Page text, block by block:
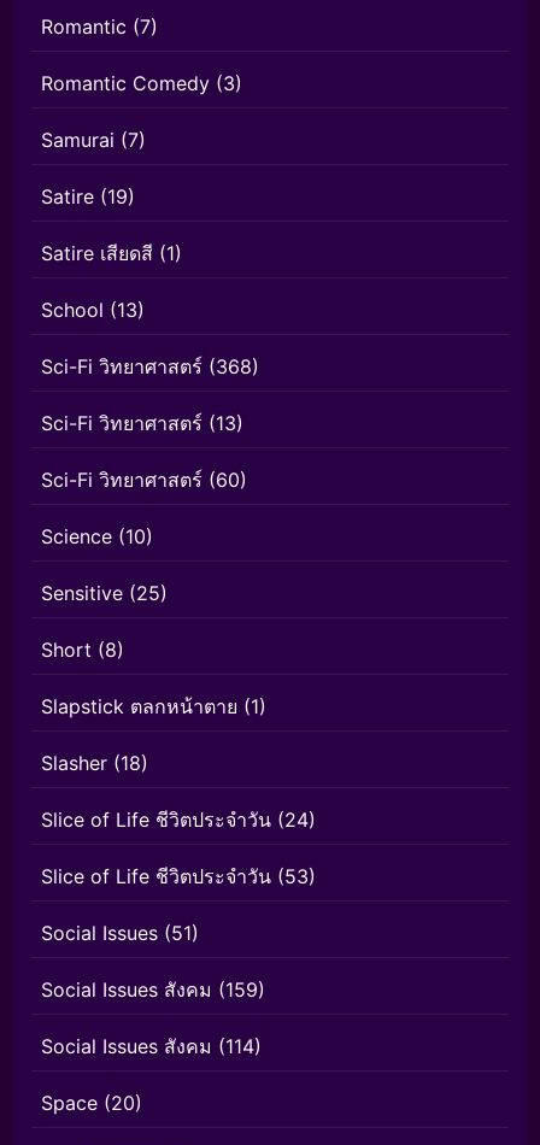
Romantic (7)
Romantic Comedy (3)
Samurai (7)
Satire (19)
Satire เสียดสี (1)
School (13)
Sci-Fi วิทยาศาสตร์ (368)
Sci-Fi วิทยาศาสตร์ (13)
Sci-Fi วิทยาศาสตร์ (60)
Science (10)
Sensitive (25)
Short (8)
Slapstick ตลกหน้าตาย (1)
Slasher (18)
Slice of Life ชีวิตประจำวัน (24)
Slice of Life ชีวิตประจำวัน (53)
Social Issues (51)
Social Issues สังคม (159)
Social Issues สังคม (114)
Space (20)